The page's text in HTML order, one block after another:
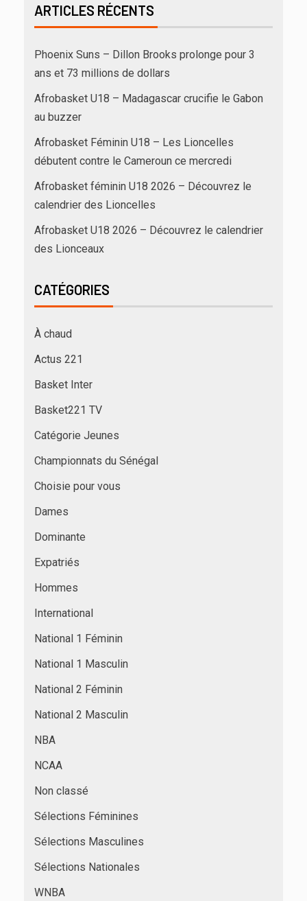
ARTICLES RÉCENTS
Phoenix Suns – Dillon Brooks prolonge pour 3
ans et 73 millions de dollars
Afrobasket U18 – Madagascar crucifie le Gabon
au buzzer
Afrobasket Féminin U18 – Les Lioncelles
débutent contre le Cameroun ce mercredi
Afrobasket féminin U18 2026 – Découvrez le
calendrier des Lioncelles
Afrobasket U18 2026 – Découvrez le calendrier
des Lionceaux
CATÉGORIES
À chaud
Actus 221
Basket Inter
Basket221 TV
Catégorie Jeunes
Championnats du Sénégal
Choisie pour vous
Dames
Dominante
Expatriés
Hommes
International
National 1 Féminin
National 1 Masculin
National 2 Féminin
National 2 Masculin
NBA
NCAA
Non classé
Sélections Féminines
Sélections Masculines
Sélections Nationales
WNBA